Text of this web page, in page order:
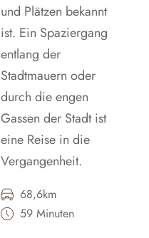
und Plätzen bekannt
ist. Ein Spaziergang
entlang der
Stadtmauern oder
durch die engen
Gassen der Stadt ist
eine Reise in die
Vergangenheit.
68,6km
59 Minuten